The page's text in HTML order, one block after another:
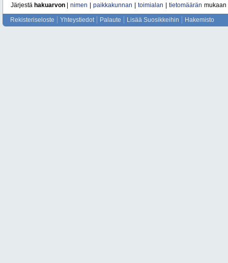
Järjestä hakuarvon nimen paikkakunnan toimialan tietomäärän mukaan
Rekisteriseloste Yhteystiedot Palaute Lisää Suosikkeihin Hakemisto